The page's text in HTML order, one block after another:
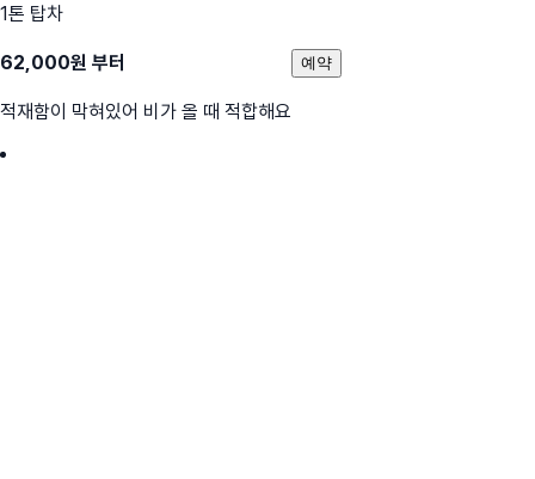
1톤 탑차
62,000원 부터
적재함이 막혀있어 비가 올 때 적합해요
예약